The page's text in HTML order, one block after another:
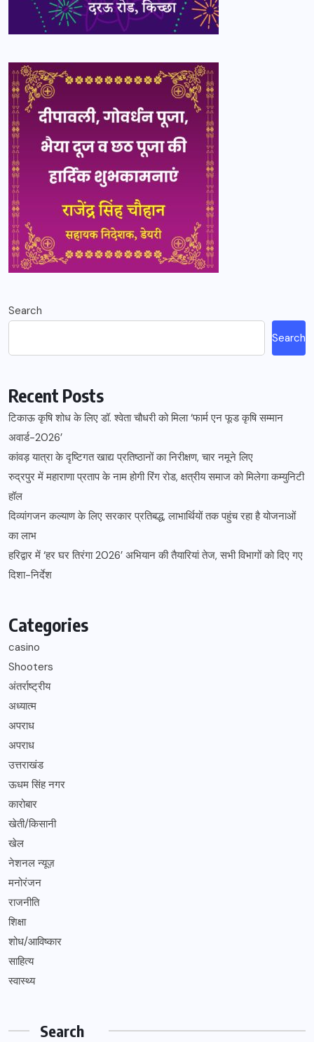
Search
Search
Recent Posts
टिकाऊ कृषि शोध के लिए डॉ. श्वेता चौधरी को मिला ‘फार्म एन फूड कृषि सम्मान
अवार्ड-2026’
कांवड़ यात्रा के दृष्टिगत खाद्य प्रतिष्ठानों का निरीक्षण, चार नमूने लिए
रुद्रपुर में महाराणा प्रताप के नाम होगी रिंग रोड, क्षत्रीय समाज को मिलेगा कम्युनिटी
हॉल
दिव्यांगजन कल्याण के लिए सरकार प्रतिबद्ध, लाभार्थियों तक पहुंच रहा है योजनाओं
का लाभ
हरिद्वार में ‘हर घर तिरंगा 2026’ अभियान की तैयारियां तेज, सभी विभागों को दिए गए
दिशा-निर्देश
Categories
casino
Shooters
अंतर्राष्ट्रीय
अध्यात्म
अपराध
अपराध
उत्तराखंड
ऊधम सिंह नगर
कारोबार
खेती/किसानी
खेल
नेशनल न्यूज़
मनोरंजन
राजनीति
शिक्षा
शोध/आविष्कार
साहित्य
स्वास्थ्य
Search